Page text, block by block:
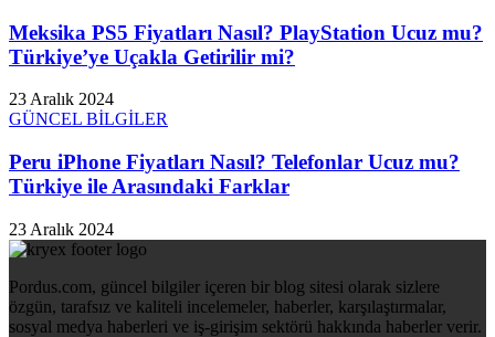
Meksika PS5 Fiyatları Nasıl? PlayStation Ucuz mu?
Türkiye’ye Uçakla Getirilir mi?
23 Aralık 2024
GÜNCEL BİLGİLER
Peru iPhone Fiyatları Nasıl? Telefonlar Ucuz mu?
Türkiye ile Arasındaki Farklar
23 Aralık 2024
Pordus.com, güncel bilgiler içeren bir blog sitesi olarak sizlere
özgün, tarafsız ve kaliteli incelemeler, haberler, karşılaştırmalar,
sosyal medya haberleri ve iş-girişim sektörü hakkında haberler verir.